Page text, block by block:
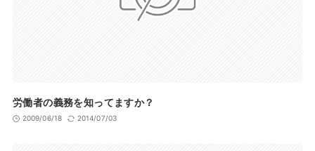
労働者の義務を知ってますか？
2009/06/18 2014/07/03